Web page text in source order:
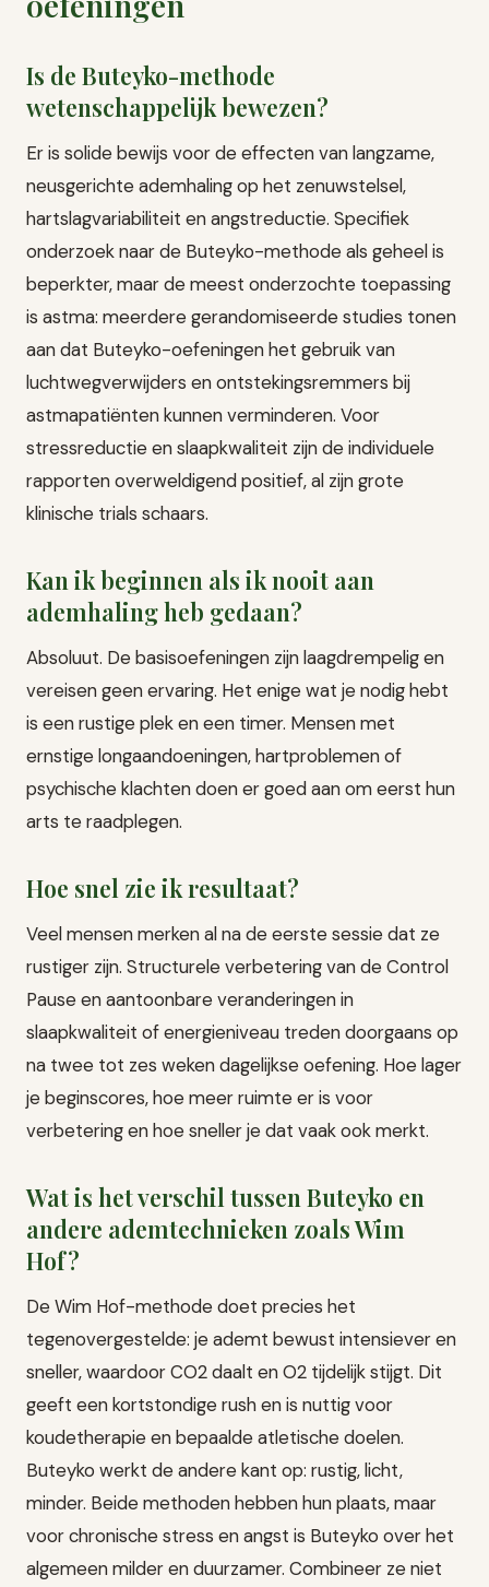
Is de Buteyko-methode
wetenschappelijk bewezen?
Er is solide bewijs voor de effecten van langzame,
neusgerichte ademhaling op het zenuwstelsel,
hartslagvariabiliteit en angstreductie. Specifiek
onderzoek naar de Buteyko-methode als geheel is
beperkter, maar de meest onderzochte toepassing
is astma: meerdere gerandomiseerde studies tonen
aan dat Buteyko-oefeningen het gebruik van
luchtwegverwijders en ontstekingsremmers bij
astmapatiënten kunnen verminderen. Voor
stressreductie en slaapkwaliteit zijn de individuele
rapporten overweldigend positief, al zijn grote
klinische trials schaars.
Kan ik beginnen als ik nooit aan
ademhaling heb gedaan?
Absoluut. De basisoefeningen zijn laagdrempelig en
vereisen geen ervaring. Het enige wat je nodig hebt
is een rustige plek en een timer. Mensen met
ernstige longaandoeningen, hartproblemen of
psychische klachten doen er goed aan om eerst hun
arts te raadplegen.
Hoe snel zie ik resultaat?
Veel mensen merken al na de eerste sessie dat ze
rustiger zijn. Structurele verbetering van de Control
Pause en aantoonbare veranderingen in
slaapkwaliteit of energieniveau treden doorgaans op
na twee tot zes weken dagelijkse oefening. Hoe lager
je beginscores, hoe meer ruimte er is voor
verbetering en hoe sneller je dat vaak ook merkt.
Wat is het verschil tussen Buteyko en
andere ademtechnieken zoals Wim
Hof?
De Wim Hof-methode doet precies het
tegenovergestelde: je ademt bewust intensiever en
sneller, waardoor CO2 daalt en O2 tijdelijk stijgt. Dit
geeft een kortstondige rush en is nuttig voor
koudetherapie en bepaalde atletische doelen.
Buteyko werkt de andere kant op: rustig, licht,
minder. Beide methoden hebben hun plaats, maar
voor chronische stress en angst is Buteyko over het
algemeen milder en duurzamer. Combineer ze niet